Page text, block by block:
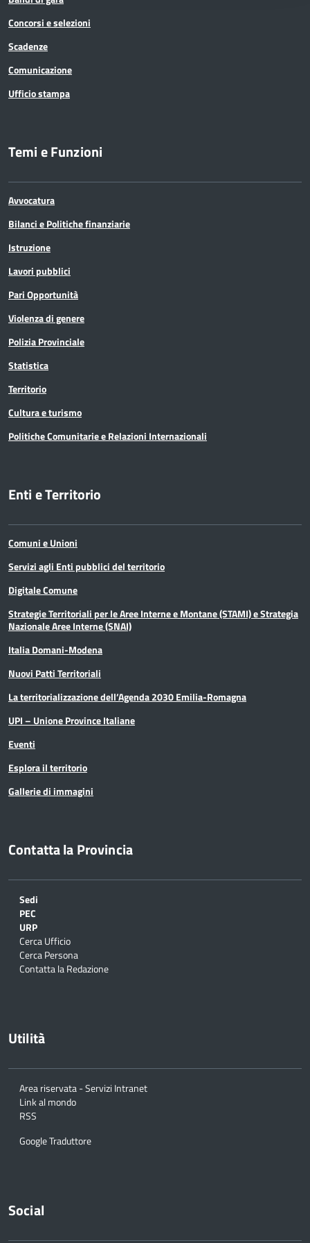
Concorsi e selezioni
Scadenze
Comunicazione
Ufficio stampa
Temi e Funzioni
Avvocatura
Bilanci e Politiche finanziarie
Istruzione
Lavori pubblici
Pari Opportunità
Violenza di genere
Polizia Provinciale
Statistica
Territorio
Cultura e turismo
Politiche Comunitarie e Relazioni Internazionali
Enti e Territorio
Comuni e Unioni
Servizi agli Enti pubblici del territorio
Digitale Comune
Strategie Territoriali per le Aree Interne e Montane (STAMI) e Strategia
Nazionale Aree Interne (SNAI)
Italia Domani-Modena
Nuovi Patti Territoriali
La territorializzazione dell’Agenda 2030 Emilia-Romagna
UPI – Unione Province Italiane
Eventi
Esplora il territorio
Gallerie di immagini
Contatta la Provincia
Sedi
PEC
URP
Cerca Ufficio
Cerca Persona
Contatta la Redazione
Utilità
Area riservata - Servizi Intranet
Link al mondo
RSS
Google Traduttore
Social